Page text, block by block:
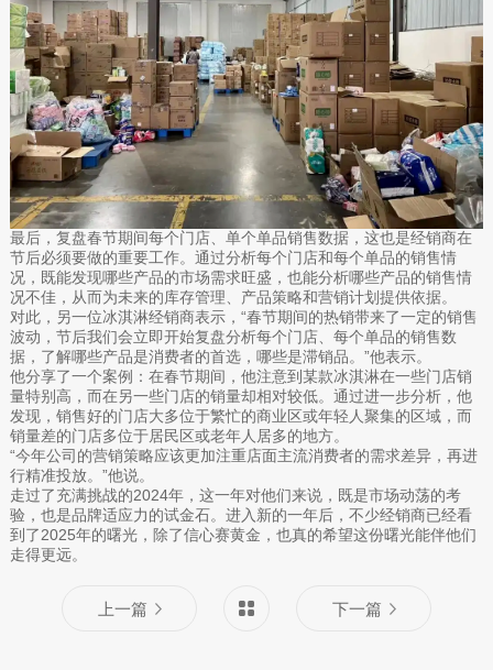
最后，复盘春节期间每个门店、单个单品销售数据，这也是经销商在
节后必须要做的重要工作。通过分析每个门店和每个单品的销售情
况，既能发现哪些产品的市场需求旺盛，也能分析哪些产品的销售情
况不佳，从而为未来的库存管理、产品策略和营销计划提供依据。
对此，另一位冰淇淋经销商表示，“春节期间的热销带来了一定的销售
波动，节后我们会立即开始复盘分析每个门店、每个单品的销售数
据，了解哪些产品是消费者的首选，哪些是滞销品。”他表示。
他分享了一个案例：在春节期间，他注意到某款冰淇淋在一些门店销
量特别高，而在另一些门店的销量却相对较低。通过进一步分析，他
发现，销售好的门店大多位于繁忙的商业区或年轻人聚集的区域，而
销量差的门店多位于居民区或老年人居多的地方。
“今年公司的营销策略应该更加注重店面主流消费者的需求差异，再进
行精准投放。”他说。
走过了充满挑战的2024年，这一年对他们来说，既是市场动荡的考
验，也是品牌适应力的试金石。进入新的一年后，不少经销商已经看
到了2025年的曙光，除了信心赛黄金，也真的希望这份曙光能伴他们
走得更远。
上一篇 下一篇